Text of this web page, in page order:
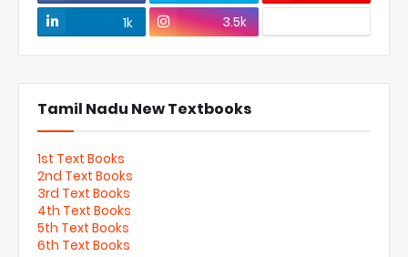
1k
3.5k
Tamil Nadu New Textbooks
1st Text Books
2nd Text Books
3rd Text Books
4th Text Books
5th Text Books
6th Text Books